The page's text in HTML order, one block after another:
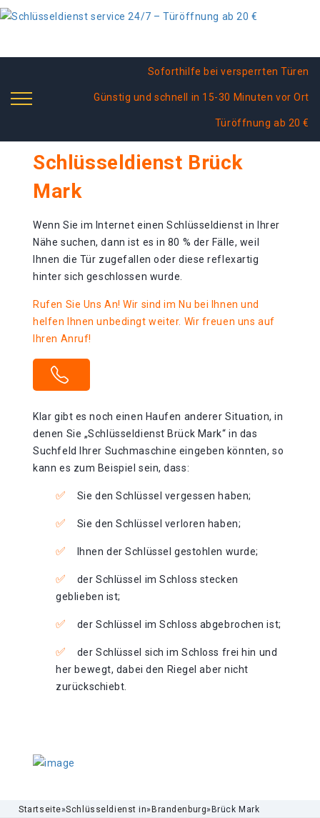
Soforthilfe bei versperrten Türen
Günstig und schnell in 15-30 Minuten vor Ort
Türöffnung ab 20 €
Schlüsseldienst Brück
Mark
Wenn Sie im Internet einen Schlüsseldienst in Ihrer
Nähe suchen, dann ist es in 80 % der Fälle, weil
Ihnen die Tür zugefallen oder diese reflexartig
hinter sich geschlossen wurde.
Klar gibt es noch einen Haufen anderer Situation, in
denen Sie „Schlüsseldienst Brück Mark“ in das
Suchfeld Ihrer Suchmaschine eingeben könnten, so
kann es zum Beispiel sein, dass:
Sie den Schlüssel vergessen haben;
Sie den Schlüssel verloren haben;
Ihnen der Schlüssel gestohlen wurde;
der Schlüssel im Schloss stecken
geblieben ist;
der Schlüssel im Schloss abgebrochen ist;
der Schlüssel sich im Schloss frei hin und
her bewegt, dabei den Riegel aber nicht
zurückschiebt.
Rufen Sie Uns An! Wir sind im Nu bei Ihnen und
helfen Ihnen unbedingt weiter. Wir freuen uns auf
Ihren Anruf!
Startseite»Schlüsseldienst in»Brandenburg»Brück Mark